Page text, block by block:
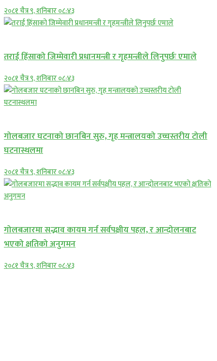
२०८१ चैत्र ९, शनिबार ०८:४३
तराई हिंसाको जिम्मेवारी प्रधानमन्त्री र गृहमन्त्रीले लिनुपर्छः एमाले
२०८१ चैत्र ९, शनिबार ०८:४३
गोलबजार घटनाको छानबिन सुरु, गृह मन्त्रालयको उच्चस्तरीय टोली
घटनास्थलमा
२०८१ चैत्र ९, शनिबार ०८:४३
गोलबजारमा सद्भाव कायम गर्न सर्वपक्षीय पहल, र आन्दोलनबाट
भएको क्षतिको अनुगमन
२०८१ चैत्र ९, शनिबार ०८:४३